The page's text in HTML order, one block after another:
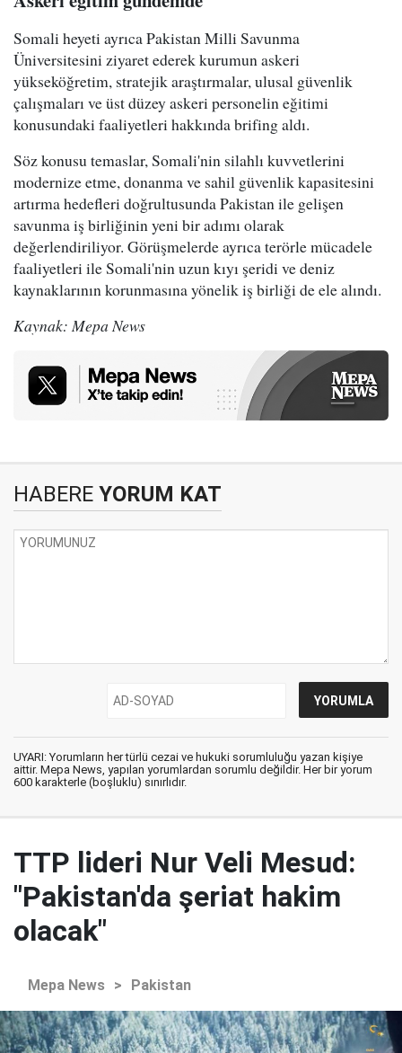
Somali heyeti ayrıca Pakistan Milli Savunma
Üniversitesini ziyaret ederek kurumun askeri
yükseköğretim, stratejik araştırmalar, ulusal güvenlik
çalışmaları ve üst düzey askeri personelin eğitimi
konusundaki faaliyetleri hakkında brifing aldı.
Söz konusu temaslar, Somali'nin silahlı kuvvetlerini
modernize etme, donanma ve sahil güvenlik kapasitesini
artırma hedefleri doğrultusunda Pakistan ile gelişen
savunma iş birliğinin yeni bir adımı olarak
değerlendiriliyor. Görüşmelerde ayrıca terörle mücadele
faaliyetleri ile Somali'nin uzun kıyı şeridi ve deniz
kaynaklarının korunmasına yönelik iş birliği de ele alındı.
Kaynak: Mepa News
HABERE YORUM KAT
UYARI: Yorumların her türlü cezai ve hukuki sorumluluğu yazan kişiye
aittir. Mepa News, yapılan yorumlardan sorumlu değildir. Her bir yorum
600 karakterle (boşluklu) sınırlıdır.
TTP lideri Nur Veli Mesud:
"Pakistan'da şeriat hakim
olacak"
Mepa News > Pakistan